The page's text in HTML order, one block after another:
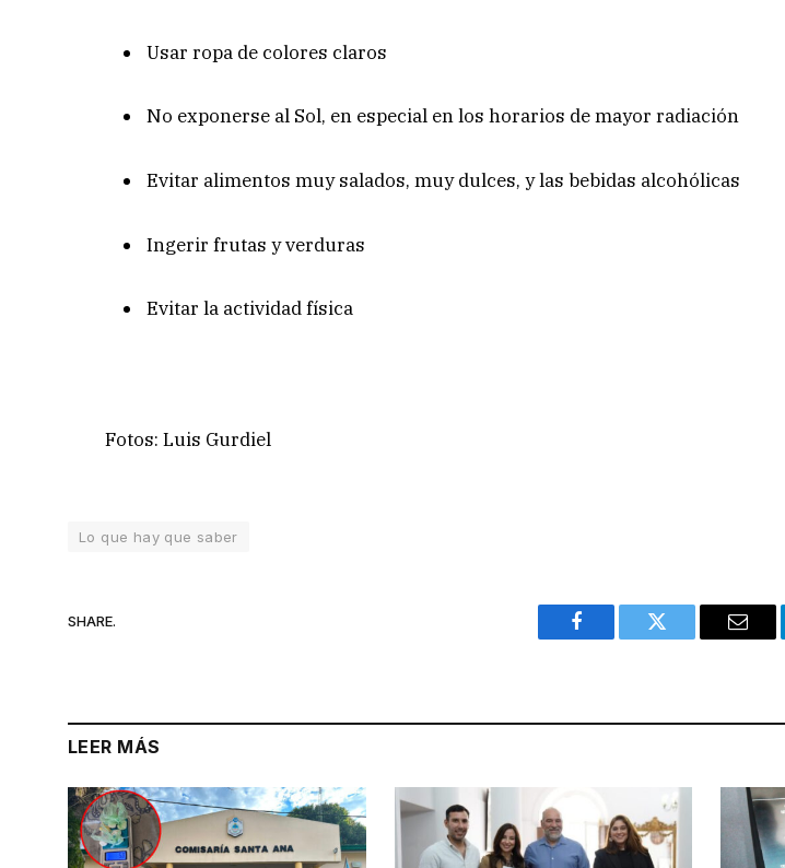
Usar ropa de colores claros
No exponerse al Sol, en especial en los horarios de mayor radiación
Evitar alimentos muy salados, muy dulces, y las bebidas alcohólicas
Ingerir frutas y verduras
Evitar la actividad física
Fotos: Luis Gurdiel
Lo que hay que saber
SHARE.
Facebook Twitter Email
LEER MÁS